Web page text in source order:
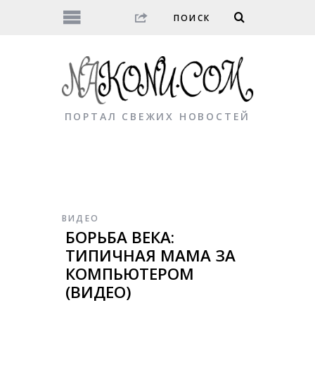
ПОРТАЛ СВЕЖИХ НОВОСТЕЙ
ВИДЕО
БОРЬБА ВЕКА:
ТИПИЧНАЯ МАМА ЗА
КОМПЬЮТЕРОМ
(ВИДЕО)